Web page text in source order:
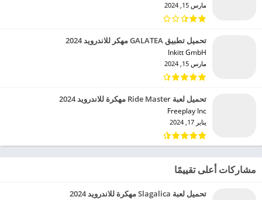
مارس 15, 2024
تحميل تطبيق GALATEA مهكر للاندرويد 2024
Inkitt GmbH‏
مارس 15, 2024
تحميل لعبة Ride Master مهكرة للاندرويد 2024
Freeplay Inc‏
يناير 17, 2024
مشاركات أعلى تقييمًا
تحميل لعبة Slagalica مهكرة للاندرويد 2024